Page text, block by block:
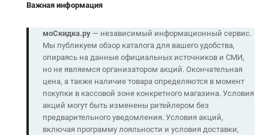
Важная информация
моСкидка.ру— независимый информационный сервис.
Мы публикуем обзор каталога для вашего удобства,
опираясь на данные официальных источников и СМИ,
но не являемся организатором акций. Окончательная
цена, а также наличие товара определяются в момент
покупки в кассовой зоне конкретного магазина. Условия
акций могут быть изменены ритейлером без
предварительного уведомления. Условия акций,
включая программу лояльности и условия доставки,